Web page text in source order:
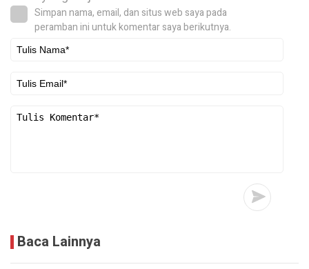
Simpan nama, email, dan situs web saya pada
peramban ini untuk komentar saya berikutnya.
Baca Lainnya